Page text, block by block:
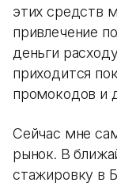
этих средств
привлечение
деньги
приходится
промокодов и
Сейчас мне
рынок. В
стажировку в